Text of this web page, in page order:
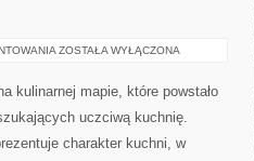
PORADNIK
ZOSTAŁA WYŁĄCZONA
kulinarnej mapie, które powstało
uczciwą kuchnię.
charakter kuchni, w